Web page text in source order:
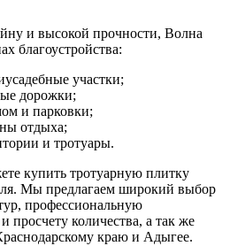
и высокой прочности, Волна
благоустройства:
участки;
дорожки;
и парковки;
отдыха;
и тротуары.
купить тротуарную плитку
Мы предлагаем широкий выбор
профессиональную
просчету количества, а так же
краю и Адыгее.